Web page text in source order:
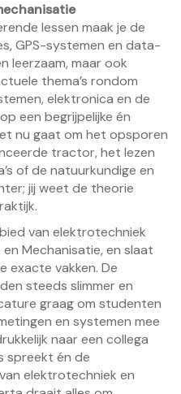
lessen maak je de
GPS-systemen en data-
leerzaam, maar ook
thema’s rondom
elektronica en de
een begrijpelijke én
nu gaat om het opsporen
tractor, het lezen
of de natuurkundige en
jij weet de theorie
van elektrotechniek
Mechanisatie, en slaat
exacte vakken. De
steeds slimmer en
graag om studenten
en systemen mee
naar een collega
spreekt én de
elektrotechniek en